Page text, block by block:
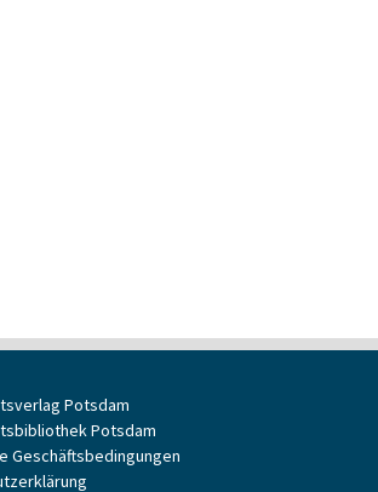
Potsdam
Potsdam
Geschäftsbedingungen